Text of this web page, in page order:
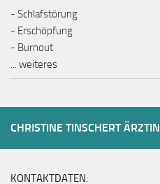
- Schlafstörung
- Erschöpfung
- Burnout
... weiteres
CHRISTINE TINSCHERT ÄRZTIN
KONTAKTDATEN: